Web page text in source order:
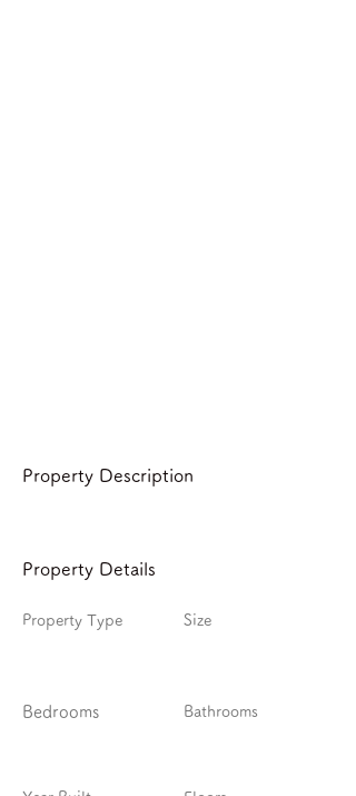
Property Description
Property Details
Property Type
Bedrooms
Size
Bathrooms